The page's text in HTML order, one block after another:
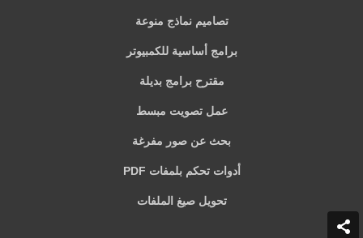
تصاميم نماذج منوعة
برامج أساسية للكمبيوتر
مقترح برامج بديلة
عمل تصويت مبسط
بحث عن صور مفرغة
أدوات تحكم بلمفات PDF
تحويل صيغ الملفات